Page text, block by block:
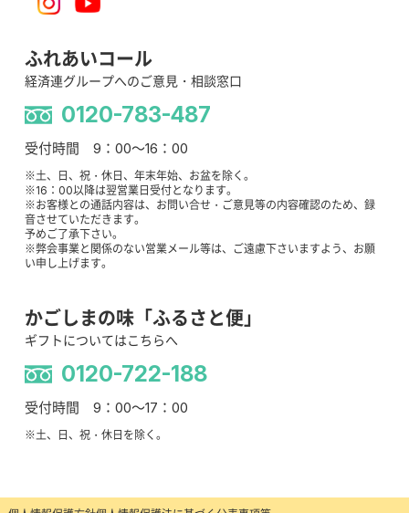
ふれあいコール
経済連グループへのご意見・相談窓口
0120-783-487
受付時間 9：00～16：00
※土、日、祝・休日、年末年始、お盆を除く。
※16：00以降は翌営業日受付となります。
※お客様との通話内容は、お問い合せ・ご意見等の内容確認のため、録
音させていただきます。
予めご了承下さい。
※弊会事業と関係のない営業メール等は、ご遠慮下さいますよう、お願
い申し上げます。
かごしまの味「ふるさと便」
ギフトについてはこちらへ
0120-722-188
受付時間 9：00～17：00
※土、日、祝・休日を除く。